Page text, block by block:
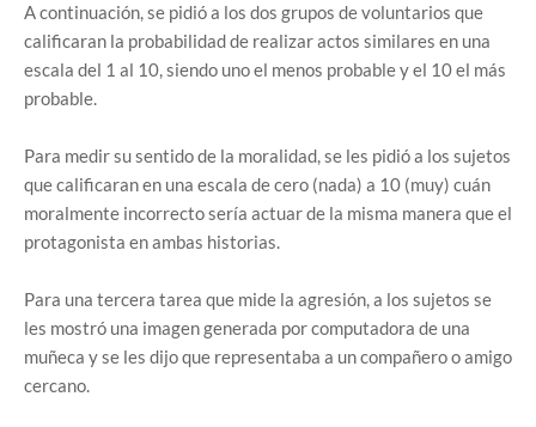
A continuación, se pidió a los dos grupos de voluntarios que
calificaran la probabilidad de realizar actos similares en una
escala del 1 al 10, siendo uno el menos probable y el 10 el más
probable.
Para medir su sentido de la moralidad, se les pidió a los sujetos
que calificaran en una escala de cero (nada) a 10 (muy) cuán
moralmente incorrecto sería actuar de la misma manera que el
protagonista en ambas historias.
Para una tercera tarea que mide la agresión, a los sujetos se
les mostró una imagen generada por computadora de una
muñeca y se les dijo que representaba a un compañero o amigo
cercano.